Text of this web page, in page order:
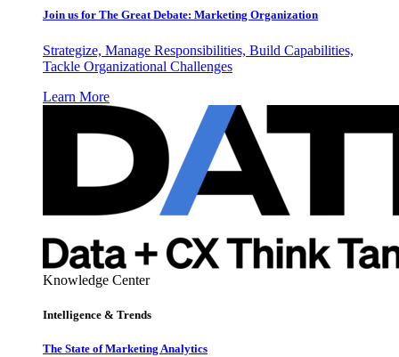
Join us for The Great Debate: Marketing Organization
Strategize, Manage Responsibilities, Build Capabilities,
Tackle Organizational Challenges
Learn More
Knowledge Center
Intelligence & Trends
The State of Marketing Analytics